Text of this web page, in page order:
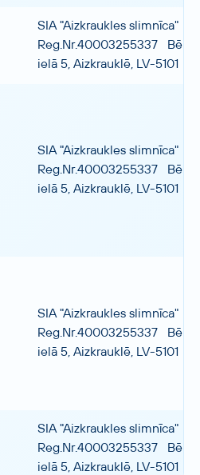
SIA "Aizkraukles slimnīca"
Reg.Nr.40003255337 Bērzu
ielā 5, Aizkrauklē, LV-5101
SIA "Aizkraukles slimnīca"
Reg.Nr.40003255337 Bērzu
ielā 5, Aizkrauklē, LV-5101
SIA "Aizkraukles slimnīca"
Reg.Nr.40003255337 Bērzu
ielā 5, Aizkrauklē, LV-5101
SIA "Aizkraukles slimnīca"
Reg.Nr.40003255337 Bērzu
ielā 5, Aizkrauklē, LV-5101